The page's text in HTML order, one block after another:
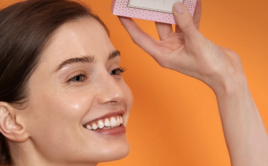
Se connecter
Profil de l'utilisateur
Mes appareils
Mes commandes
Mes adresses
Mes abonnements
NOUVEAU
FAQ™ Pure Beauty-Tech Elixir
BREAKING NEWS
issa™ Teeth Whitening Set
Langue
English Deutsch
Español
Français
Italiano
Português
Polski
Svenska
Türkçe
简体中文